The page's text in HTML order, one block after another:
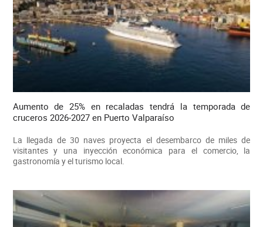
Aumento de 25% en recaladas tendrá la temporada de
cruceros 2026-2027 en Puerto Valparaíso
La llegada de 30 naves proyecta el desembarco de miles de
visitantes y una inyección económica para el comercio, la
gastronomía y el turismo local.